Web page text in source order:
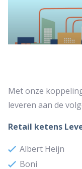
Met onze
leveren aan de
Retail ketens
Albert Heijn
Boni